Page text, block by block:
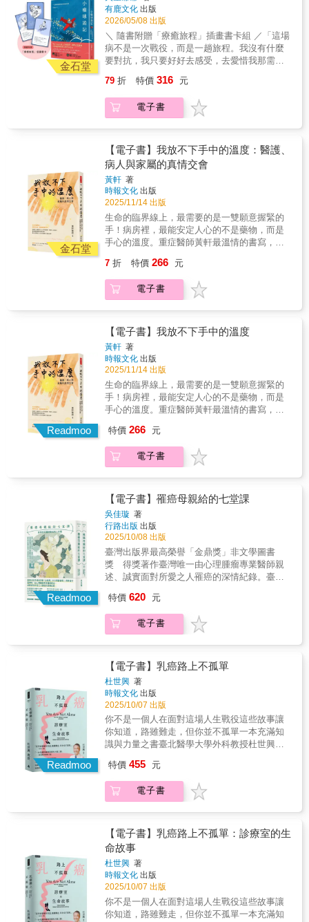
教導何時該送急診、何時該啟動安寧居家團
隊，減輕照顧者的焦慮。★解開法律與倫理的
枷鎖：解釋《病人自主權利法》與《安寧緩和
醫療條例》，教導如何行使代言權、遺產處理
等，確保善終路上不驚慌。★單身與照顧者的
溫柔叮嚀：專章討論獨居者如何在宅善終的建
議步驟，並為照顧者提供預期性悲傷的處理建
議，讓愛在圓滿後得以延續。★重點事項表格
整理，方便實用：例如臨終重點討論項目表、
面對、提前規畫的行動在少子化與高齡化浪潮
席捲而來的今天，「如何安然老去」與「如何
放手離去」已成為每個家庭無法迴避的必修
課。我們習慣計畫旅行、婚禮或退休，卻鮮少
平心靜氣地坐下來，與親友摯愛討論生命最後
一場盛宴該如何進行。當生命的列車緩緩駛向
終點，您是否曾想過，在哪裡、以何種方式說
再見？ 這本書能陪伴您與家人，面對生命的最
終章，提前作一場精確的善終規畫，將恐懼轉
化為安心。全書共五章。第一章：生命終途的
何「放手離去」已成為每個家庭的必修課。本
書開篇即以三個震撼人心的故事切入。九十三
歲的阿月阿嬤，儘管心願是「順順的走」，卻
了插管、肋骨斷裂的急救，最終在滿身管路與
痛苦中離去。與之相對，八十六歲的阿雄阿公
在安寧居家團隊的協助下，撤除無效醫療回到
家中。在熟悉的飯香與愛妻陪伴下，他恢復了
主人的尊嚴，甚至能坐起來為失智的太太遞上
碗筷，最終在睡夢中平安嚥氣。九十八歲的醫
師娘則展現了長照與安寧接軌的優雅，在神父
點。這些故事告訴我們：善終不是運氣，而是
提前規畫的行動。透過專業安寧團隊的協助，
家能成為最有溫度的告別舞台。第二章：善終
與「假性孝道」的罪惡感。本章提供實戰策
略，教導如何讓「死亡對話」變得自然，並掌
握善終的五個關鍵轉折：預立決定、醫療目標
轉向、選擇居家場域、家屬代言權的堅持，以
及死亡過程的專業引導。法律層面上，詳細介
紹了《病人自主權利法》與《安寧緩和醫療條
例》如何成為善終的護盾，並觸及生前遺囑、
意定監護以及財產處理等現實議題，讓愛在規
範下圓滿傳承。第三章：當生命列車準備到站
久？」時，醫療團隊雖然能給出大致範圍，但
存活期預測卻充滿挑戰。本章詳細說明了「評
估存活期」的重要性：它能引導醫療選項的抉
擇，幫助病人行使醫療自主權，並讓家屬有時
間進行心理與資源的安排。讀者將學習到「生
病軌跡」的概念，了解癌症、器官衰竭與失智
症等不同疾病的惡化趨勢。更重要的是，本章
提供了具體的「身體告別信號」觀察指南，包
括皮膚顏色的改變、呼吸狀態的異常、意識的
混濁以及排泄功能的改變等。書中也提醒，如
何找尋專業盟友「安寧居家團隊」的幫助，更
準備了「居家照護安心錦囊」，解答照顧者最
害怕的難題：吃不下要硬塞嗎？病人喘或昏迷
要不要送急診……讓家屬在守護親人時，能有
專業團隊及知識作為後盾不驚慌。第四章：當
當天，提供各階段的照護與陪伴指引。此時的
陪伴不僅是生理上的，更是靈性上的。書中教
導讀者如何聽見臨終者沒說出口的害怕，並透
過「人生四句話」——說愛、言謝、道歉、辭
別，來修復關係、不留遺憾。此外，針對台灣
多元的社會背景，書中羅列了不同宗教的臨終
儀式與引導，並詳述了死亡來臨時的實務處
務所資深合夥律師黃勝堅／退休神經外科醫
師，前台北市聯合醫院總院長楊戊龍／國立高
雄大學政治法律系教授蔡淑鳳／衛生福利部護
理及健康照護司司長（依姓氏筆劃排序）● 本
書特色★第一手照護經驗：作者長期深耕安寧
提供真切而具體的指引。★完整實務指南：從
的協助，到靈性陪伴與後事安排，逐步帶領讀
者認識臨終歷程。★看懂生命列車的時刻表：
專業解說如何評估存活期，並教導家屬辨識皮
膚、呼吸、意識等生理「告別信號」，不再恐
懼，能更有餘裕地陪伴親人 。★居家照護的安
心錦囊：針對末期病人常見的「吃不下」、
「發燒」、「喘與痛」提供具體應對策略，並
教導何時該送急診、何時該啟動安寧居家團
隊，減輕照顧者的焦慮。★解開法律與倫理的
枷鎖：解釋《病人自主權利法》與《安寧緩和
醫療條例》，教導如何行使代言權、遺產處理
等，確保善終路上不驚慌。★單身與照顧者的
溫柔叮嚀：專章討論獨居者如何在宅善終的建
議步驟，並為照顧者提供預期性悲傷的處理建
議，讓愛在圓滿後得以延續。★重點事項表格
整理，方便實用：例如臨終重點討論項目表、
面對、提前規畫的行動在少子化與高齡化浪潮
席捲而來的今天，「如何安然老去」與「如何
放手離去」已成為每個家庭無法迴避的必修
課。我們習慣計畫旅行、婚禮或退休，卻鮮少
平心靜氣地坐下來，與親友摯愛討論生命最後
一場盛宴該如何進行。當生命的列車緩緩駛向
終點，您是否曾想過，在哪裡、以何種方式說
終章，提前作一場精確的善終規畫，將恐懼轉
選擇題——善終？還是歹終？現今的台灣，如
何「放手離去」已成為每個家庭的必修課。本
書開篇即以三個震撼人心的故事切入。九十三
歲的阿月阿嬤，儘管心願是「順順的走」，卻
在寒流深夜被送醫後，於家屬的糾結下，經歷
了插管、肋骨斷裂的急救，最終在滿身管路與
痛苦中離去。與之相對，八十六歲的阿雄阿公
在安寧居家團隊的協助下，撤除無效醫療回到
家中。在熟悉的飯香與愛妻陪伴下，他恢復了
主人的尊嚴，甚至能坐起來為失智的太太遞上
碗筷，最終在睡夢中平安嚥氣。九十八歲的醫
師娘則展現了長照與安寧接軌的優雅，在神父
的祈禱與家人的合十中，祥和地走向生命終
點。這些故事告訴我們：善終不是運氣，而是
提前規畫的行動。透過專業安寧團隊的協助，
善終路上的最大障礙，往往是「啟齒的難題」
與「假性孝道」的罪惡感。本章提供實戰策
略，教導如何讓「死亡對話」變得自然，並掌
握善終的五個關鍵轉折：預立決定、醫療目標
轉向、選擇居家場域、家屬代言權的堅持，以
及死亡過程的專業引導。法律層面上，詳細介
紹了《病人自主權利法》與《安寧緩和醫療條
意定監護以及財產處理等現實議題，讓愛在規
範下圓滿傳承。第三章：當生命列車準備到站
——我們能做的預備當被問到生命「還有多
久？」時，醫療團隊雖然能給出大致範圍，但
存活期預測卻充滿挑戰。本章詳細說明了「評
估存活期」的重要性：它能引導醫療選項的抉
擇，幫助病人行使醫療自主權，並讓家屬有時
間進行心理與資源的安排。讀者將學習到「生
病軌跡」的概念，了解癌症、器官衰竭與失智
症等不同疾病的惡化趨勢。更重要的是，本章
提供了具體的「身體告別信號」觀察指南，包
括皮膚顏色的改變、呼吸狀態的異常、意識的
混濁以及排泄功能的改變等。書中也提醒，如
也沒有查出病因。爾後她的異狀愈來愈多，行
為舉止猶如中邪：頻繁恍神、莫名恐慌、幻視
幻聽、感覺自己靈魂出竅、動作舉止詭異，而
且妄想旁人要害她……終於，她住進了醫院。
醫院的精神科、癲癇科和免疫科等各科醫生，
安排卡哈蘭做了數百項檢查，結果全部「正
常」——然而她精神失常得愈來愈嚴重，可說
手無策之下，眼看就要將她送進療養院度過餘
生，一名神經病理學家接手了這個個案。這名
醫生由於知道三年前才發現的某個疾病，正確
蘭用她的記者技能，爬梳無數醫療紀錄、她住
院治療期間雙親的筆記與日記、醫院的監視影
片、相關科學著作等，並訪問了周遭親友、同
事、醫生及學者等，細膩描寫病症的發展、自
身及至親的心路歷程，同時介紹腦科學領域多
種症狀令人驚奇的疾病，呈現科學界對人腦奧
妙的探索與了解。蘇珊娜．卡哈蘭的經歷登上
全球知名的醫學期刊，這本書亦引發全球熱烈
久，能解釋某些思覺失調（舊譯為精神分裂）
這本記錄更新了我們對大腦與免疫系統的認
識，並使諸多學門的專業人士認識到，整合研
究資源、分享研究成果相當重要。（更詳盡介
紹可參閱目錄引文）
金石堂
有鹿文化 出版
2026/05/08 出版
＼ 隨書附贈「療癒旅程」插畫書卡組 ／「這場
病不是一次戰役，而是一趟旅程。我沒有什麼
要對抗，我只要好好去感受，去愛惜我那需要
際企業講師火星爺爺溫暖療心的生命告白他將
苦難拆成禮物，迎來內心自由；也將一場抗癌
戰役，活成豐盛遊記。★ 苦難幻化成禮物，正
會帶領你到一個相應的平行宇宙。」八個月大
罹患小兒麻痺、七歲前不會走路，看似人生充
滿限制的火星爺爺，卻走得比許多人更遠、更
有力量。他曾多次出國獨旅、隻身前往芬蘭和
聖誕老人合照、站上TED講台以振奮人心的演
講獲破三百萬瀏覽、泳渡兩次日月潭、擁有潛
水證照⋯⋯，一次次突破限制、跳脫宿命劇
本，創造令人驚豔、欽佩的故事版本。二〇二
五年，命運再次向他遞出艱難考題，確診鼻咽
癌二期。曾帶領無數人打破思考框架的他，坦
志，與獨有的奇幻想像力。他將腫瘤命名為
「小瘤球」，將抗癌過程的「戰場」視角，重
新定義為「遊記」。一場關於疾病、陪伴、勇
當生命鬥士，只當人生PRO級玩家 ★「人生最
重要的不是你抵達了哪裡，而是你有沒有玩得
盡興。不要讓任何意外，打擾我們盡興玩
耍。」秉持一貫的智慧與幽默，火星爺爺與
「小瘤球」結伴觀光，盡覽沿途風景。在多次
放療與化療之下，他歷經偏頭痛、味覺異常、
食慾與體重驟降、失眠、便祕與帶狀皰疹等副
制」的局外人視角：你痛你的，我過我的！癌
細胞成了「門鈴按得有點大聲」的信差，帶來
善待自己的提醒；放療點滴像「諾曼第大空
境界⋯⋯彷彿登上一座已有前人闢徑的高山，
以日常美好為支點攀爬，終能完美登頂。★ 祝
福與陪伴，為夜航飛行員點亮降落跑道 ★「來
到你周圍的一切，都是來幫助你的。只要還在
前進，就又更靠近終點線一點。」《小瘤球遊
記》記錄一場預料外的旅程，儘管醫療團隊與
病友們提前告知過程，火星爺爺仍透過獨特的
旅人視角，記下截然不同的珍貴風景，收穫一
趟豐盛難忘的旅程。他一路拋下曾經重要的人
力⋯⋯步履輕盈地前行。他就像夜空的新手飛
行員，在意外展開的旅程中迷航，而家人的守
護陪伴、朋友的祝福關心，及醫護人員的專業
道。他在豐厚的愛與陪伴下，安全降落，如
今，他將這份愛與陪伴，化作一帖困境中的靈
魂藥方，交付予你──【療癒旅程 插畫書卡組】
三款一組，每款尺寸6.5 × 10.5 cm採用凝雪映
畫美術紙，特別色印刷【專文推薦】「我開始
懂得，陪伴不一定要說很多話，只要在，就足
夠了。這只是一個姊姊，在弟弟生病時，選擇
我希望讓正在相似處境中的人知道，陪伴本
身，就是一種力量。」──許睿芸（作者的姐
姐）「我把所有轉念方法與調頻音樂都傳給
《小瘤球遊記》是所有目前正受病痛之苦者，
及其家屬的轉念指南，非常謝謝火星爺爺真誠
欣頻（作家）「《小瘤球遊記》示範了「苦難
的轉化」，教會我們如何清晰地看見，自嘲而
不自憐，感謝而不抱怨，用感恩、健身、幽默
來陪伴自己。若你正害怕未知、害怕失去、害
怕死亡，在日落之前，請允許《小瘤球遊記》
79 折 特價 316 元
電子書
金石堂
【電子書】我放不下手中的溫度：醫護、
病人與家屬的真情交會
黃軒 著
時報文化 出版
2025/11/14 出版
生命的臨界線上，最需要的是一雙願意握緊的
手！病房裡，最能安定人心的不是藥物，而是
手心的溫度。重症醫師黃軒最溫情的書寫，暖
裡的機器不斷發出規律卻無情的聲響，有人等
待著病情的轉機，有人掙扎著是否該放手，而
病患身旁的醫師——被要求冷靜判斷病情，卻
家屬簽下放棄急救同意書前顫抖的手、醫師在
病人離世後默默寫下「辛苦了」……這些不只
是醫療紀錄，而是人心——在極限邊緣仍想守
護、仍願意相信的力量。醫療不只是專業技術
的比拚，而是時間與生命的賽跑；家屬不只是
陪伴者，共同參與醫療決策，能與醫師一起改
變命運的方向。當醫師的手覆在病人的手背
上，那份溫暖穿越了儀器和數據，回到最初、
最單純的意義——努力搶救的不只是生命，而
也會看到希望；會看見人性的脆弱，也會看見
親情的光輝。在醫療的盡頭，真正被救贖的是
每個學會珍惜與理解生命的人。
7 折 特價 266 元
電子書
Readmoo
【電子書】我放不下手中的溫度
黃軒 著
時報文化 出版
2025/11/14 出版
生命的臨界線上，最需要的是一雙願意握緊的
手！病房裡，最能安定人心的不是藥物，而是
手心的溫度。重症醫師黃軒最溫情的書寫，暖
裡的機器不斷發出規律卻無情的聲響，有人等
待著病情的轉機，有人掙扎著是否該放手，而
病患身旁的醫師——被要求冷靜判斷病情，卻
家屬簽下放棄急救同意書前顫抖的手、醫師在
病人離世後默默寫下「辛苦了」……這些不只
是醫療紀錄，而是人心——在極限邊緣仍想守
護、仍願意相信的力量。醫療不只是專業技術
的比拚，而是時間與生命的賽跑；家屬不只是
陪伴者，共同參與醫療決策，能與醫師一起改
變命運的方向。當醫師的手覆在病人的手背
上，那份溫暖穿越了儀器和數據，回到最初、
最單純的意義——努力搶救的不只是生命，而
也會看到希望；會看見人性的脆弱，也會看見
親情的光輝。在醫療的盡頭，真正被救贖的是
每個學會珍惜與理解生命的人。
特價 266 元
電子書
Readmoo
【電子書】罹癌母親給的七堂課
吳佳璇 著
行路出版 出版
2025/10/08 出版
臺灣出版界最高榮譽「金鼎獎」非文學圖書
獎 得獎著作臺灣唯一由心理腫瘤專業醫師親
述、誠實面對所愛之人罹癌的深情紀錄。臺大
銘，臺灣心理腫瘤醫學學會理事長鄭致道、健
保署署長陳亮妤等人，重磅推薦！＊＊＊「病
人永遠是你最好的老師」，這是醫學院裡老掉
自己最重要的「老師」。▍《罹癌母親給的七
堂課：當精神科醫師變成病人家屬》在《罹癌
母親給的七堂課》中，作者記錄下平日被視
為、甚至自視為醫病溝通和壓力調適專家的自
己，如何陪伴至親歷經「檢查」、「診斷」、
「手術」、「出院」、「化療」，乃至「追蹤
治療」等一連串複雜而令人焦慮的抗癌過程，
細膩呈現醫病角色互換後優越不再、苦苦掙
扎，甚至不時步履踉蹌的真實樣態。這部自我
揭露了罹患癌症的母親，以及身為照護者的自
己與家人、親友們，乃至與他們並肩抗癌、或
熟識或陌生的眾多醫生，如何嘗試摒除情緒
化、逃避、無望、無助、自責與否認等無益的
心理歷程，而藉由有效的心理調適諸如面對問
題、尋求情緒支持、蒐集相關資訊、抱持正向
態度、保持戰鬥精神、尋求宗教慰藉等，迎戰
這場前景與時長不明的抗癌之役。▍《罹癌母
親給的七堂課：（續篇）抗癌之役必修的心理
腫瘤學》隨著母親癌症復發且每況愈下，病患
與家人都不只經歷醫療的考驗、生活的巨變，
特價 620 元
電子書
Readmoo
【電子書】乳癌路上不孤單
杜世興 著
時報文化 出版
2025/10/07 出版
你不是一個人在面對這場人生戰役這些故事讓
你知道，路雖難走，但你並不孤單一本充滿知
識與力量之書臺北醫學大學外科教授杜世興繼
白皮書》，詳細剖析乳癌成因與治療選擇後，
再度以全新風格呈現的第二本著作《乳癌路上
不孤單：診療室的生命故事》。不同於先前以
程中所經歷的真實心聲，也涵蓋了許多與乳癌
診療相關的重要知識與進展。少女的祈禱！只
願擁有「健康」一位21歲念大學的青春小女
孩，因為左乳被外院診斷罹患乳癌而來尋求醫
助，當時原先規劃為她直接進行手術。然而命
運真的捉弄人，不僅讓她在這麼青春年華就罹
患乳癌，更令人扼腕的是，竟然是如此嚴重期
數的乳癌！可是當我檢視她血中腫瘤指標
特價 455 元
電子書
【電子書】乳癌路上不孤單：診療室的生
命故事
杜世興 著
時報文化 出版
2025/10/07 出版
你不是一個人在面對這場人生戰役這些故事讓
你知道，路雖難走，但你並不孤單一本充滿知